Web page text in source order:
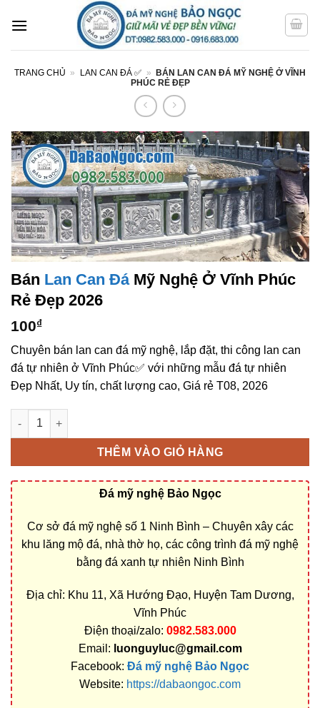
qua
TRANG CHỦ » LAN CAN ĐÁ ✅ »
BÁN LAN CAN ĐÁ MỸ NGHỆ Ở VĨNH
PHÚC RẺ ĐẸP
Bán Lan Can ĐáMỹ Nghệ Ở Vĩnh Phúc
Rẻ Đẹp 2026
100₫
Chuyên bán lan can đá mỹ nghệ, lắp đặt, thi công lan can
đá tự nhiên ở Vĩnh Phúc✅ với những mẫu đá tự nhiên
Đẹp Nhất, Uy tín, chất lượng cao, Giá rẻ T08, 2026
Bán lan can đá mỹ nghệ ở Vĩnh Phúc rẻ đẹp số lượng
THÊM VÀO GIỎ HÀNG
Đá mỹ nghệ Bảo Ngọc
Cơ sở đá mỹ nghệ số 1 Ninh Bình – Chuyên xây các
khu lăng mộ đá, nhà thờ họ, các công trình đá mỹ nghệ
bằng đá xanh tự nhiên Ninh Bình
Địa chỉ: Khu 11, Xã Hướng Đạo, Huyện Tam Dương,
Vĩnh Phúc
Điện thoại/zalo: 0982.583.000
Email: luonguyluc@gmail.com
Facebook: Đá mỹ nghệ Bảo Ngọc
Website: https://dabaongoc.com